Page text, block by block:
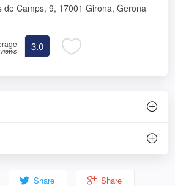
de Camps, 9, 17001 Girona, Gerona
3.0
Share Share